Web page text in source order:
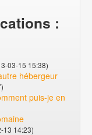
:
03-15 15:38)
hébergeur
puis-je en
13 14:23)